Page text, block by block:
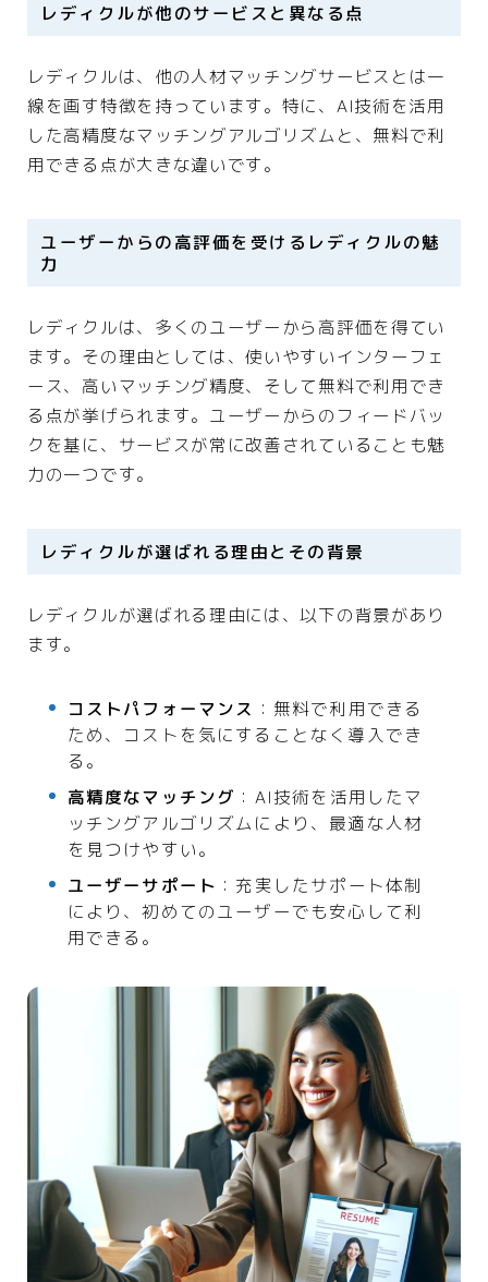
レディクルが他のサービスと異なる点
レディクルは、他の人材マッチングサービスとは一
線を画す特徴を持っています。特に、AI技術を活用
した高精度なマッチングアルゴリズムと、無料で利
用できる点が大きな違いです。
ユーザーからの高評価を受けるレディクルの魅
力
レディクルは、多くのユーザーから高評価を得てい
ます。その理由としては、使いやすいインターフェ
ース、高いマッチング精度、そして無料で利用でき
る点が挙げられます。ユーザーからのフィードバッ
クを基に、サービスが常に改善されていることも魅
力の一つです。
レディクルが選ばれる理由とその背景
レディクルが選ばれる理由には、以下の背景があり
ます。
コストパフォーマンス ：無料で利用できる
ため、コストを気にすることなく導入でき
る。
高精度なマッチング ：AI技術を活用したマ
ッチングアルゴリズムにより、最適な人材
を見つけやすい。
ユーザーサポート ：充実したサポート体制
により、初めてのユーザーでも安心して利
用できる。